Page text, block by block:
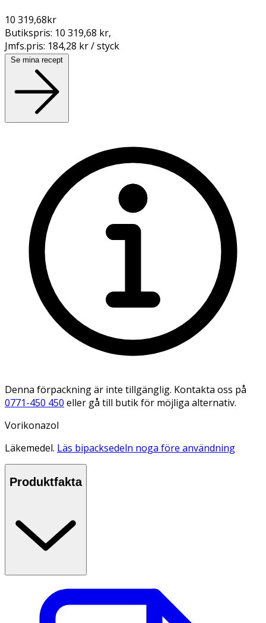
10 319,68kr
Butikspris: 10 319,68 kr,
Jmfs.pris: 184,28 kr / styck
Se mina recept
Denna förpackning är inte tillgänglig. Kontakta oss på
0771-450 450 eller gå till butik för möjliga alternativ.
Vorikonazol
Läkemedel. Läs bipacksedeln noga före användning
Produktfakta